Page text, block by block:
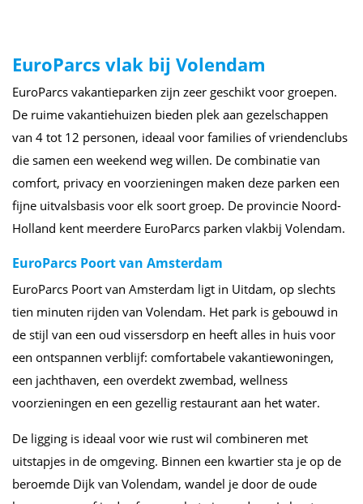
EuroParcs vlak bij Volendam
EuroParcs vakantieparken zijn zeer geschikt voor groepen.
De ruime vakantiehuizen bieden plek aan gezelschappen
van 4 tot 12 personen, ideaal voor families of vriendenclubs
die samen een weekend weg willen. De combinatie van
comfort, privacy en voorzieningen maken deze parken een
fijne uitvalsbasis voor elk soort groep. De provincie Noord-
Holland kent meerdere EuroParcs parken vlakbij Volendam.
EuroParcs Poort van Amsterdam
EuroParcs Poort van Amsterdam ligt in Uitdam, op slechts
tien minuten rijden van Volendam. Het park is gebouwd in
de stijl van een oud vissersdorp en heeft alles in huis voor
een ontspannen verblijf: comfortabele vakantiewoningen,
een jachthaven, een overdekt zwembad, wellness
voorzieningen en een gezellig restaurant aan het water.
De ligging is ideaal voor wie rust wil combineren met
uitstapjes in de omgeving. Binnen een kwartier sta je op de
beroemde Dijk van Volendam, wandel je door de oude